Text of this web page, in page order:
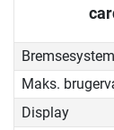
Bremsesystem
Maks.
Display